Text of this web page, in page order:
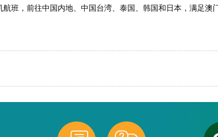
班，前往中国内地、中国台湾、泰国、韩国和日本，满足澳